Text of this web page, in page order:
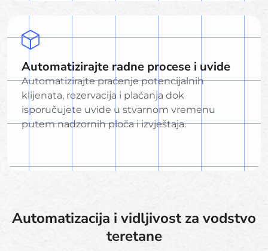
Automatizirajte radne procese i uvide
Automatizirajte praćenje potencijalnih
klijenata, rezervacija i plaćanja dok
isporučujete uvide u stvarnom vremenu
putem nadzornih ploča i izvještaja.
Automatizacija i vidljivost za vodstvo
teretane